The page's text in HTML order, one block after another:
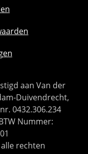
aan Van der
Duivendrecht,
0432.306.234
Nummer:
alle rechten